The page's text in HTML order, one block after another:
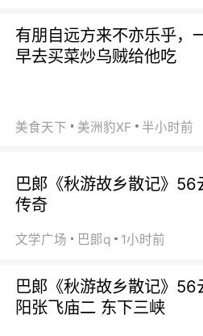
有朋自远方来不亦乐乎，
早去买菜炒乌贼给他吃
美食天下 美洲豹XF 半小时前
巴郞《秋游故乡散记》56
传奇
文学广场 巴郞q 1小时前
巴郞《秋游故乡散记》56
阳张飞庙二 东下三峡